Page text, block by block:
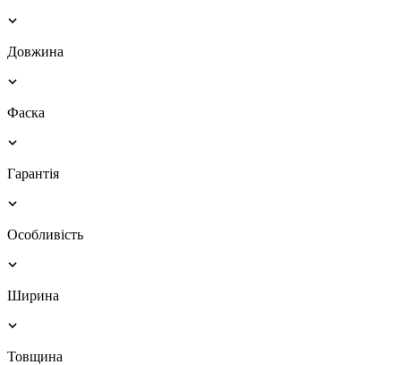
Довжина
Фаска
Гарантія
Особливість
Ширина
Товщина